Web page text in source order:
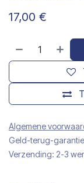
17,00 €
Algemene
Geld-terug-
Verzending: 2-3